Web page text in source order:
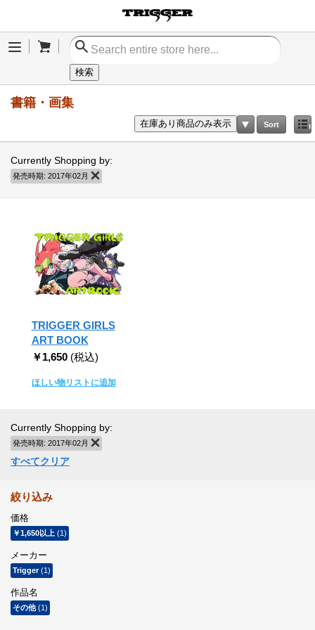
Menu
検索
書籍・画集
Sort
在庫あり商品のみ表示
Currently Shopping by:
発売時期: 2017年02月
TRIGGER GIRLS
ART BOOK
￥1,650 (税込)
ほしい物リストに追加
Currently Shopping by:
発売時期: 2017年02月
すべてクリア
絞り込み
価格
￥1,650以上 (1)
メーカー
Trigger(1)
作品名
その他(1)